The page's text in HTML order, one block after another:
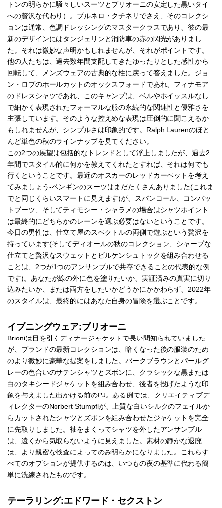
トンの明らかに騒々しいスーツとブリオーニの安定した黒いタイ
への贅沢な代わり）。ブルネロ・クチネリでさえ、そのコレクシ
ョンは通常、色調ドレッシングのマスタークラスであり、彼の最
新のデザインにはタンジェリンと消防車の赤の閃光がありまし
た。それは微妙な声明かもしれませんが、それがポイントです。
他の人たちは、過去数年間支配してきたゆったりとした感性から
回転して、メンズウェアの古典的な柱に戻って答えました。ジョ
ン・ロブのホールカットのオックスフォードであれ、フィナモア
のドレスシャツであれ、このキャンプは、ベルやホイッスルなし
で細かく表現されたフォーマルな服の永続的な関連性と優雅さを
主張しています。そのような控えめな表現は圧倒的に聞こえるか
もしれませんが、シンプルさは印象的です。Ralph Laurenのほと
んど単色の秋のラインナップを見てください。
この2つの展望は包括的なトレンドとして浮上しましたが、過去2
年間でスタイル的に何かを教えてくれたとすれば、それは何でも
行くということです。最近のオスカーのレッドカーペットを考え
てみましょう-ペンギンのスーツはまだたくさんありました(これま
でと同じくらいスマートに見えます)が、スパンコール、コンバッ
トブーツ、そしてティモシー・シャラメの場合はシャツポイント
は最終的にどちらかのレーンを選ぶ必要はないということです。
今日の男性は、仕立て屋のスペクトルの両側で遊ぶという贅沢を
持っています(そしてディオールの秋のコレクション、シャープな
仕立てと贅沢なスウェットとビルケンシュトックを組み合わせる
ことは、2つが1つのアンサンブルで共存できることの代表的な例
です)。あなたが線の外に色を塗りたいか、実証済みの真実に切り
込みたいか、または両方をしたいかどうかにかかわらず、2022年
のスタイルは、最終的にはあなた自身の冒険を選ぶことです。
イブニングウェア:ブリオーニ
Brioniは目を引くディナージャケットで長い間知られていました
が、ブランドの最新コレクションは、暗くなった後の服装のため
のより微妙に豪華な提案をしました。バークブラウンとパールグ
レーの色合いのサテンシャツとズボンに、クラシックな黒または
白のタキシードジャケットを組み合わせ、後者を投げたような印
象を与えました出かける前のPJ。ある例では、クリエイティブデ
ィレクターのNorbert Stumpflが、上質な白いシルクのフェイルか
らカットされたシャツとズボンを組み合わせたジャケットを完全
に先取りしました。袖をまくってシャツを外したアンサンブル
は、遠くから気取らないように見えました。素材の静かな退廃
は、より親密な検査によってのみ明らかになりました。これらす
べてのオプションが提供するのは、いつもの夜の基準に代わる簡
単に洗練されたものです。
テーラリング:エドワード・セクストン